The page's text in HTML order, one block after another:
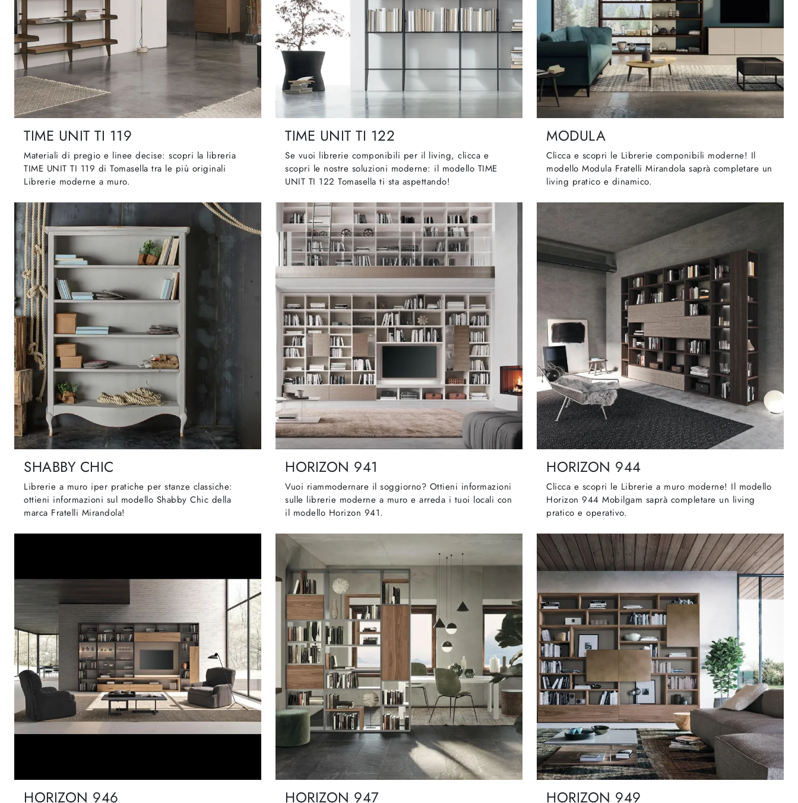
TIME UNIT TI 119
Materiali di pregio e linee decise: scopri la libreria
TIME UNIT TI 119 di Tomasella tra le più originali
Librerie moderne a muro.
TIME UNIT TI 122
Se vuoi librerie componibili per il living, clicca e
scopri le nostre soluzioni moderne: il modello TIME
UNIT TI 122 Tomasella ti sta aspettando!
MODULA
Clicca e scopri le Librerie componibili moderne! Il
modello Modula Fratelli Mirandola saprà completare un
living pratico e dinamico.
SHABBY CHIC
Librerie a muro iper pratiche per stanze classiche:
ottieni informazioni sul modello Shabby Chic della
marca Fratelli Mirandola!
HORIZON 941
Vuoi riammodernare il soggiorno? Ottieni informazioni
sulle librerie moderne a muro e arreda i tuoi locali con
il modello Horizon 941.
HORIZON 944
Clicca e scopri le Librerie a muro moderne! Il modello
Horizon 944 Mobilgam saprà completare un living
pratico e operativo.
HORIZON 946 HORIZON 947 HORIZON 949